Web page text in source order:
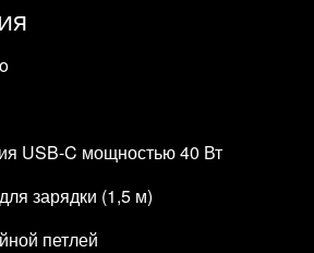
USB-C мощностью 40 Вт
зарядки (1,5 м)
петлей